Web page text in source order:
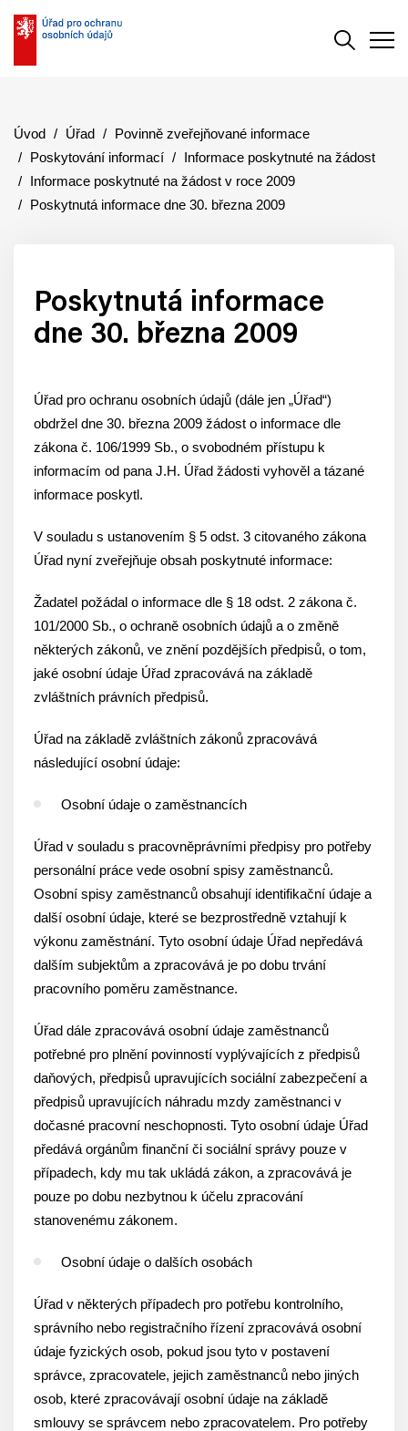
Úvod Úřad
Povinně zveřejňované informace
Poskytování informací
Informace poskytnuté na žádost
Informace poskytnuté na žádost v roce 2009
Poskytnutá informace dne 30. března 2009
Poskytnutá informace
dne 30. března 2009
Úřad pro ochranu osobních údajů (dále jen „Úřad“)
obdržel dne 30. března 2009 žádost o informace dle
zákona č. 106/1999 Sb., o svobodném přístupu k
informacím od pana J.H. Úřad žádosti vyhověl a tázané
informace poskytl.
V souladu s ustanovením § 5 odst. 3 citovaného zákona
Úřad nyní zveřejňuje obsah poskytnuté informace:
Žadatel požádal o informace dle § 18 odst. 2 zákona č.
101/2000 Sb., o ochraně osobních údajů a o změně
některých zákonů, ve znění pozdějších předpisů, o tom,
jaké osobní údaje Úřad zpracovává na základě
zvláštních právních předpisů.
Úřad na základě zvláštních zákonů zpracovává
následující osobní údaje:
Osobní údaje o zaměstnancích
Úřad v souladu s pracovněprávními předpisy pro potřeby
personální práce vede osobní spisy zaměstnanců.
Osobní spisy zaměstnanců obsahují identifikační údaje a
další osobní údaje, které se bezprostředně vztahují k
výkonu zaměstnání. Tyto osobní údaje Úřad nepředává
dalším subjektům a zpracovává je po dobu trvání
pracovního poměru zaměstnance.
Úřad dále zpracovává osobní údaje zaměstnanců
potřebné pro plnění povinností vyplývajících z předpisů
daňových, předpisů upravujících sociální zabezpečení a
předpisů upravujících náhradu mzdy zaměstnanci v
dočasné pracovní neschopnosti. Tyto osobní údaje Úřad
předává orgánům finanční či sociální správy pouze v
případech, kdy mu tak ukládá zákon, a zpracovává je
pouze po dobu nezbytnou k účelu zpracování
stanovenému zákonem.
Osobní údaje o dalších osobách
Úřad v některých případech pro potřebu kontrolního,
správního nebo registračního řízení zpracovává osobní
údaje fyzických osob, pokud jsou tyto v postavení
správce, zpracovatele, jejich zaměstnanců nebo jiných
osob, které zpracovávají osobní údaje na základě
smlouvy se správcem nebo zpracovatelem. Pro potřeby